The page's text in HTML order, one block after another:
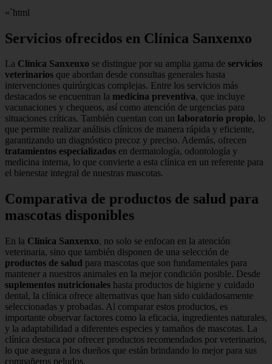
«`html
Servicios ofrecidos en Clínica Sanxenxo
La Clínica Sanxenxo se distingue por su amplia gama de servicios
veterinarios que abordan desde consultas generales hasta
intervenciones quirúrgicas complejas. Entre los servicios más
destacados se encuentran la medicina preventiva, que incluye
vacunaciones y chequeos, así como atención de urgencias para
situaciones críticas. También cuentan con un laboratorio propio, lo
que permite realizar análisis clínicos de manera rápida y eficiente,
garantizando un diagnóstico precoz y preciso. Además, ofrecen
tratamientos especializados en dermatología, odontología y
medicina interna, lo que convierte a esta clínica en un referente para
el bienestar integral de nuestras mascotas.
Comparativa de productos de salud para
mascotas disponibles
En la Clínica Sanxenxo, no solo se enfocan en la atención
veterinaria, sino que también disponen de una selección de
productos de salud para mascotas que son fundamentales para
mantener a nuestros animales en la mejor condición posible. Desde
suplementos nutricionales hasta productos de higiene y cuidado
dental, la clínica ofrece alternativas que han sido cuidadosamente
seleccionadas y probadas. Al comparar estos productos, es
importante observar factores como la eficacia, ingredientes naturales,
y la adaptabilidad a diferentes especies y tamaños de mascotas. La
clínica destaca por ofrecer productos recomendados por veterinarios,
lo que asegura a los dueños que están brindando lo mejor para sus
compañeros peludos.